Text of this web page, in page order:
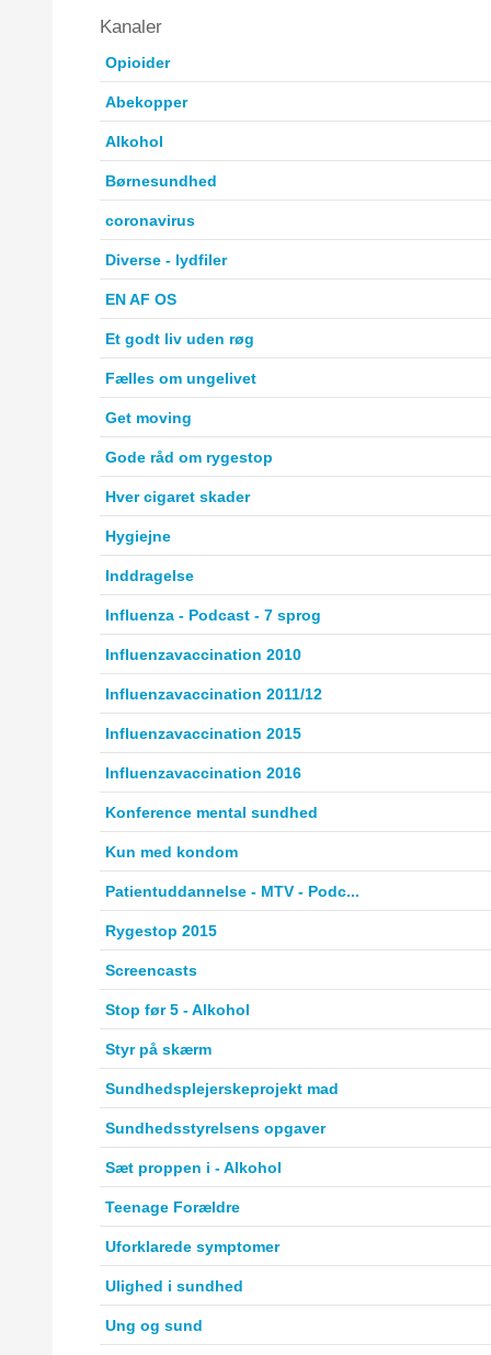
Kanaler
Opioider
Abekopper
Alkohol
Børnesundhed
coronavirus
Diverse - lydfiler
EN AF OS
Et godt liv uden røg
Fælles om ungelivet
Get moving
Gode råd om rygestop
Hver cigaret skader
Hygiejne
Inddragelse
Influenza - Podcast - 7 sprog
Influenzavaccination 2010
Influenzavaccination 2011/12
Influenzavaccination 2015
Influenzavaccination 2016
Konference mental sundhed
Kun med kondom
Patientuddannelse - MTV - Podc...
Rygestop 2015
Screencasts
Stop før 5 - Alkohol
Styr på skærm
Sundhedsplejerskeprojekt mad
Sundhedsstyrelsens opgaver
Sæt proppen i - Alkohol
Teenage Forældre
Uforklarede symptomer
Ulighed i sundhed
Ung og sund